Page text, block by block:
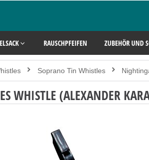
RAUSCHPFEIFEN ZUBEHÖR UND
Soprano Tin Whistles
WHISTLE (ALEXANDER